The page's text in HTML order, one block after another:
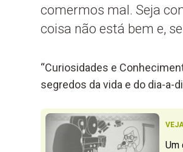
comermos mal. Seja
coisa não está bem e,
“Curiosidades e
segredos da vida e do dia-a-
Um